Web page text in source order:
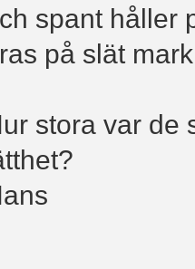
spant håller
på slät
stora var de